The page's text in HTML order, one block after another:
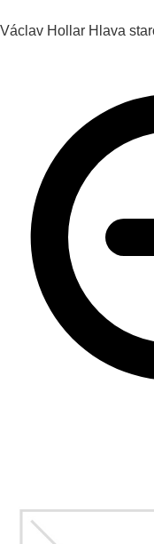
Václav Hollar Hlava